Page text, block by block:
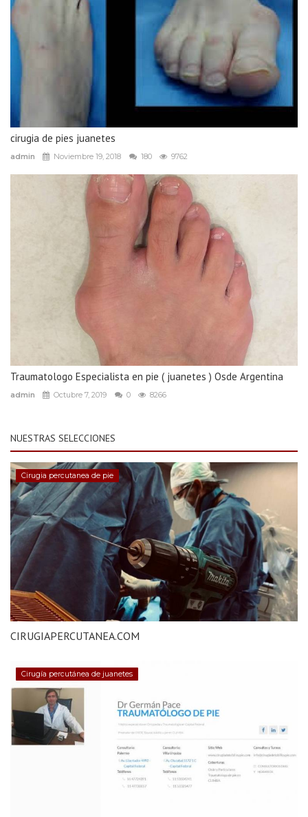
cirugia de pies juanetes
admin Noviembre 19, 2018 180 9762
Traumatologo Especialista en pie ( juanetes ) Osde Argentina
admin Octubre 7, 2019 0 8266
NUESTRAS SELECCIONES
Cirugia percutanea de pie
CIRUGIAPERCUTANEA.COM
Cirugía percutánea de juanetes